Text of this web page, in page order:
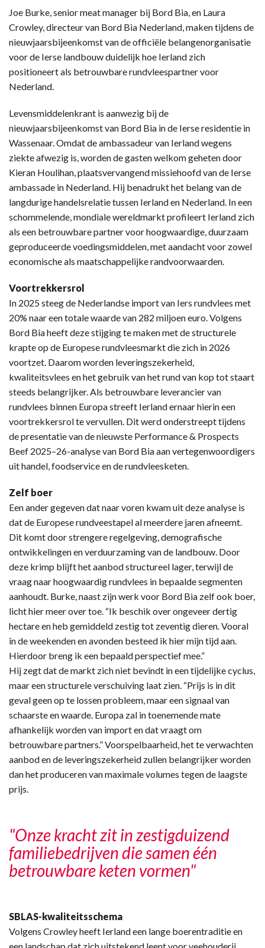
Joe Burke, senior meat manager bij Bord Bia, en Laura
Crowley, directeur van Bord Bia Nederland, maken tijdens de
nieuwjaarsbijeenkomst van de officiële belangenorganisatie
voor de Ierse landbouw duidelijk hoe Ierland zich
positioneert als betrouwbare rundvleespartner voor
Nederland.
Levensmiddelenkrant is aanwezig bij de
nieuwjaarsbijeenkomst van Bord Bia in de Ierse residentie in
Wassenaar. Omdat de ambassadeur van Ierland wegens
ziekte afwezig is, worden de gasten welkom geheten door
Kieran Houlihan, plaatsvervangend missiehoofd van de Ierse
ambassade in Nederland. Hij benadrukt het belang van de
langdurige handelsrelatie tussen Ierland en Nederland. In een
schommelende, mondiale wereldmarkt profileert Ierland zich
als een betrouwbare partner voor hoogwaardige, duurzaam
geproduceerde voedingsmiddelen, met aandacht voor zowel
economische als maatschappelijke randvoorwaarden.
Voortrekkersrol
In 2025 steeg de Nederlandse import van Iers rundvlees met
20% naar een totale waarde van 282 miljoen euro. Volgens
Bord Bia heeft deze stijging te maken met de structurele
krapte op de Europese rundvleesmarkt die zich in 2026
voortzet. Daarom worden leveringszekerheid,
kwaliteitsvlees en het gebruik van het rund van kop tot staart
steeds belangrijker. Als betrouwbare leverancier van
rundvlees binnen Europa streeft Ierland ernaar hierin een
voortrekkersrol te vervullen. Dit werd onderstreept tijdens
de presentatie van de nieuwste Performance & Prospects
Beef 2025–26-analyse van Bord Bia aan vertegenwoordigers
uit handel, foodservice en de rundvleesketen.
Zelf boer
Een ander gegeven dat naar voren kwam uit deze analyse is
dat de Europese rundveestapel al meerdere jaren afneemt.
Dit komt door strengere regelgeving, demografische
ontwikkelingen en verduurzaming van de landbouw. Door
deze krimp blijft het aanbod structureel lager, terwijl de
vraag naar hoogwaardig rundvlees in bepaalde segmenten
aanhoudt. Burke, naast zijn werk voor Bord Bia zelf ook boer,
licht hier meer over toe. “Ik beschik over ongeveer dertig
hectare en heb gemiddeld zestig tot zeventig dieren. Vooral
in de weekenden en avonden besteed ik hier mijn tijd aan.
Hierdoor breng ik een bepaald perspectief mee.”
Hij zegt dat de markt zich niet bevindt in een tijdelijke cyclus,
maar een structurele verschuiving laat zien. “Prijs is in dit
geval geen op te lossen probleem, maar een signaal van
schaarste en waarde. Europa zal in toenemende mate
afhankelijk worden van import en dat vraagt om
betrouwbare partners.” Voorspelbaarheid, het te verwachten
aanbod en de leveringszekerheid zullen belangrijker worden
dan het produceren van maximale volumes tegen de laagste
prijs.
"Onze kracht zit in zestigduizend
familiebedrijven die samen één
betrouwbare keten vormen"
SBLAS-kwaliteitsschema
Volgens Crowley heeft Ierland een lange boerentraditie en
een landschap dat zich uitstekend leent voor veehouderij.